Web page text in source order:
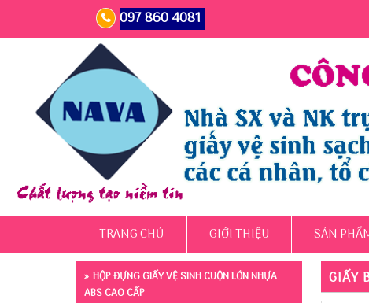
097 860 4081
TRANG CHỦ GIỚI THIỆU SẢN
HỘP ĐỰNG GIẤY VỆ SINH CUỘN LỚN NHỰA
ABS CAO CẤP
GIẤY